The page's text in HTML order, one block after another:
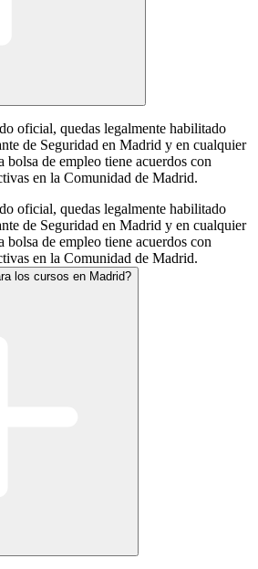
oficial, quedas legalmente habilitado
de Seguridad en Madrid y en cualquier
bolsa de empleo tiene acuerdos con
en la Comunidad de Madrid.
oficial, quedas legalmente habilitado
de Seguridad en Madrid y en cualquier
bolsa de empleo tiene acuerdos con
en la Comunidad de Madrid.
los cursos en Madrid?